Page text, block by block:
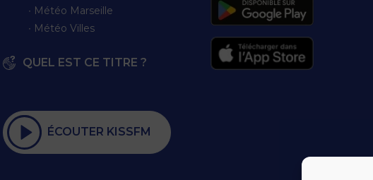
∙ Météo Marseille
∙ Météo Villes
QUEL EST CE TITRE ?
ÉCOUTER KISSFM